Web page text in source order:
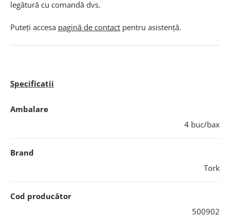
legătură cu comandă dvs.
Puteți accesa pagină de contact pentru asistență.
Specificații
Ambalare
4 buc/bax
Brand
Tork
Cod producător
500902